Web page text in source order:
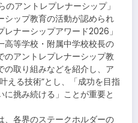
アントレプレナーシップ」
シップ教育の活動が認められ
ナーシップアワード2026」
高等学校・附属中学校校長の
のアントレプレナーシップ教
の取り組みなどを紹介し、ア
える技術”とし、「成功を目指
挑み続ける」ことが重要と
各界のステークホルダーの